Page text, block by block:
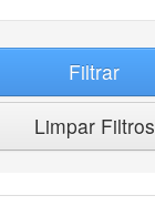
Filtrar
Limpar Filtros